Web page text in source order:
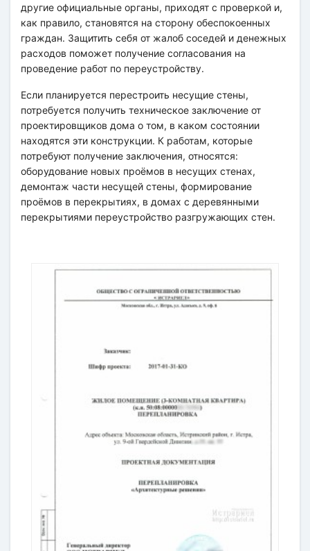
другие официальные органы, приходят с проверкой и,
как правило, становятся на сторону обеспокоенных
граждан. Защитить себя от жалоб соседей и денежных
расходов поможет получение согласования на
проведение работ по переустройству.
Если планируется перестроить несущие стены,
потребуется получить техническое заключение от
проектировщиков дома о том, в каком состоянии
находятся эти конструкции. К работам, которые
потребуют получение заключения, относятся:
оборудование новых проёмов в несущих стенах,
демонтаж части несущей стены, формирование
проёмов в перекрытиях, в домах с деревянными
перекрытиями переустройство разгружающих стен.